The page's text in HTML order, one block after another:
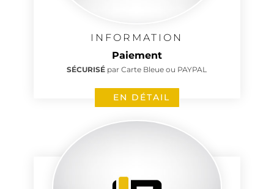
INFORMATION
Paiement
SÉCURISÉ par Carte Bleue ou PAYPAL
EN DÉTAIL